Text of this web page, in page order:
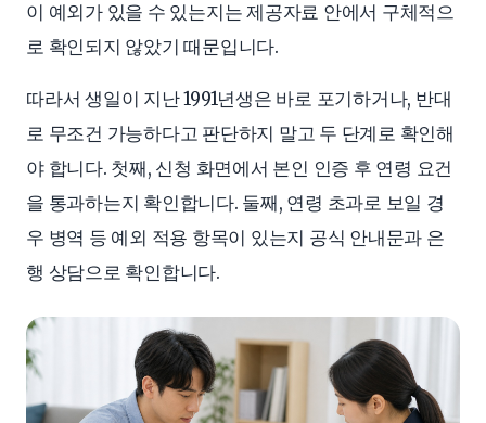
이 예외가 있을 수 있는지는 제공자료 안에서 구체적으
로 확인되지 않았기 때문입니다.
따라서 생일이 지난 1991년생은 바로 포기하거나, 반대
로 무조건 가능하다고 판단하지 말고 두 단계로 확인해
야 합니다. 첫째, 신청 화면에서 본인 인증 후 연령 요건
을 통과하는지 확인합니다. 둘째, 연령 초과로 보일 경
우 병역 등 예외 적용 항목이 있는지 공식 안내문과 은
행 상담으로 확인합니다.